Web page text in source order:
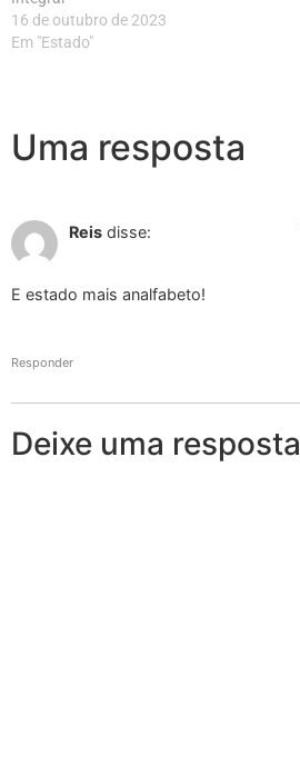
16 de outubro de 2023
Em "Estado"
Uma resposta
Reis disse:
E estado mais analfabeto!
Responder
Deixe uma resposta